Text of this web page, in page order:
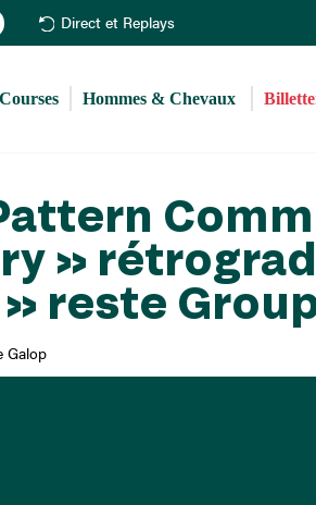
Direct et Replays
Courses Hommes & Chevaux
»
» reste
Galop